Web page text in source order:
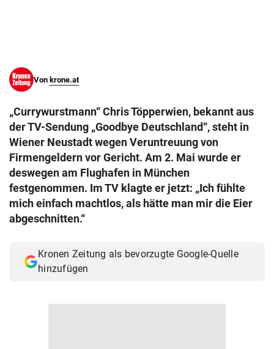
Von krone.at
„Currywurstmann“ Chris Töpperwien, bekannt aus
der TV-Sendung „Goodbye Deutschland“, steht in
Wiener Neustadt wegen Veruntreuung von
Firmengeldern vor Gericht. Am 2. Mai wurde er
deswegen am Flughafen in München
festgenommen. Im TV klagte er jetzt: „Ich fühlte
mich einfach machtlos, als hätte man mir die Eier
abgeschnitten.“
Kronen Zeitung als bevorzugte Google-Quelle
hinzufügen